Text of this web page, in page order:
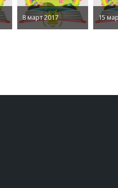
8 март 2017 15